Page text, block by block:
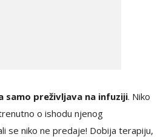
samo preživljava na infuziji. Niko
o ishodu njenog
se niko ne predaje! Dobija terapiju,